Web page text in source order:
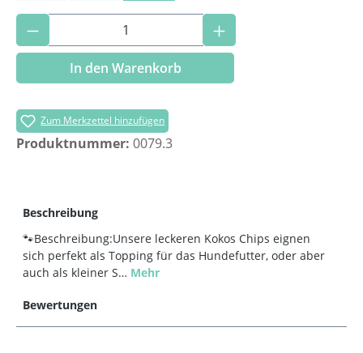
Produkt Anzahl: Gib den gewünschten
In den Warenkorb
Zum Merkzettel hinzufügen
Produktnummer: 0079.3
Beschreibung
🐾Beschreibung:Unsere leckeren Kokos Chips eignen
sich perfekt als Topping für das Hundefutter, oder aber
auch als kleiner S… Mehr
Bewertungen